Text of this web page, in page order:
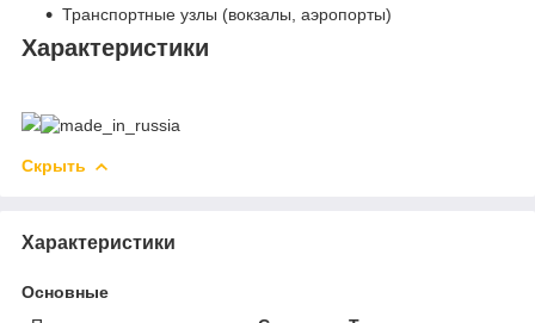
Транспортные узлы (вокзалы, аэропорты)
Характеристики
Скрыть
Характеристики
Основные